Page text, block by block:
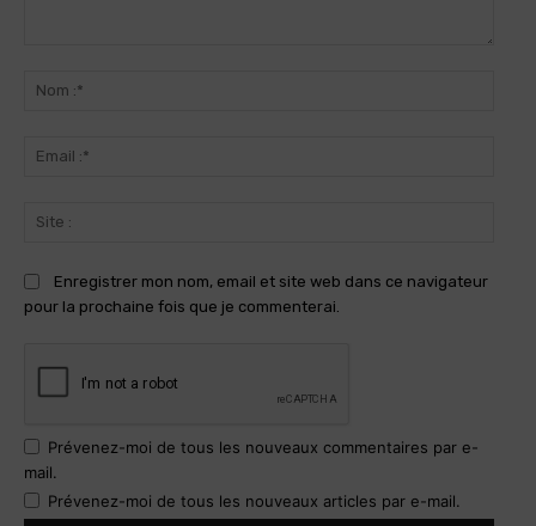
Enregistrer mon nom, email et site web dans ce navigateur
pour la prochaine fois que je commenterai.
Prévenez-moi de tous les nouveaux commentaires par e-
mail.
Prévenez-moi de tous les nouveaux articles par e-mail.